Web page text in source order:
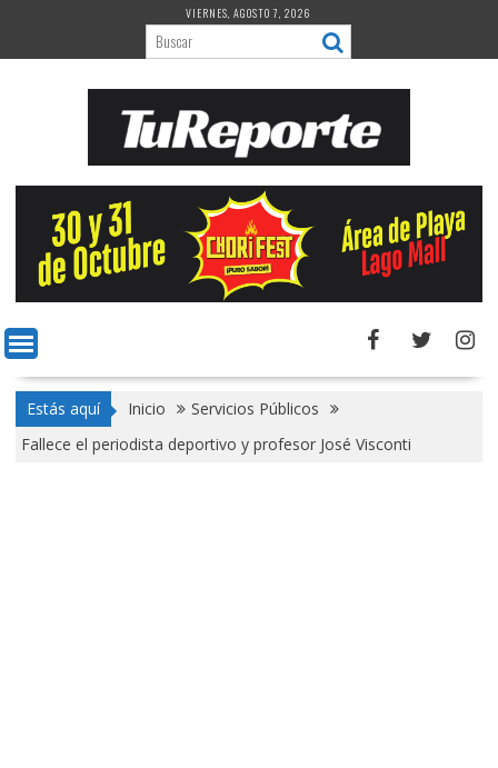
contenido
VIERNES, AGOSTO 7, 2026
Estás aquí Inicio
Servicios Públicos
Fallece el periodista deportivo y profesor José Visconti